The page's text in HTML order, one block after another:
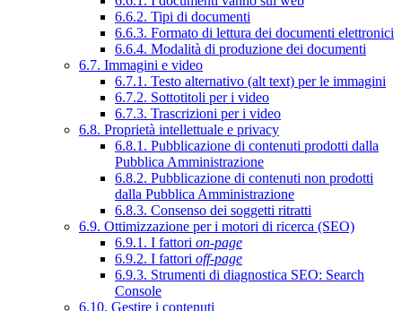
6.6.2. Tipi di documenti
6.6.3. Formato di lettura dei documenti elettronici
6.6.4. Modalità di produzione dei documenti
6.7. Immagini e video
6.7.1. Testo alternativo (alt text) per le immagini
6.7.2. Sottotitoli per i video
6.7.3. Trascrizioni per i video
6.8. Proprietà intellettuale e privacy
6.8.1. Pubblicazione di contenuti prodotti dalla
Pubblica Amministrazione
6.8.2. Pubblicazione di contenuti non prodotti
dalla Pubblica Amministrazione
6.8.3. Consenso dei soggetti ritratti
6.9. Ottimizzazione per i motori di ricerca (SEO)
6.9.1. I fattori on-page
6.9.2. I fattori off-page
6.9.3. Strumenti di diagnostica SEO: Search
Console
6.10. Gestire i contenuti